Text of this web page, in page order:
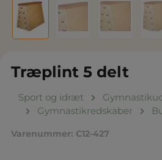
Træplint 5 delt
Sport og idræt
Gymnastikredskaber
Varenummer: C12-427